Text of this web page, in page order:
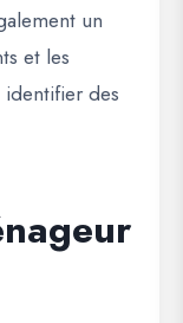
un
et les
des